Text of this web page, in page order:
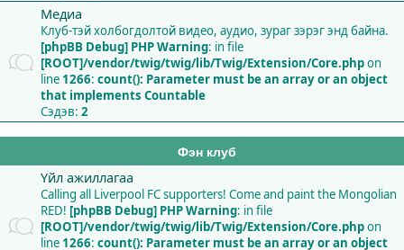
Медиа
Клуб-тэй холбогдолтой видео, аудио, зураг зэрэг энд байна.
[phpBB Debug] PHP Warning: in file
[ROOT]/vendor/twig/twig/lib/Twig/Extension/Core.phpon
line 1266: count(): Parameter must be an array or an object
that implements Countable
Сэдэв: 2
Фэн клуб
Үйл ажиллагаа
Calling all Liverpool FC supporters! Come and paint the Mongolian
RED! [phpBB Debug] PHP Warning: in file
[ROOT]/vendor/twig/twig/lib/Twig/Extension/Core.phpon
line 1266: count(): Parameter must be an array or an object